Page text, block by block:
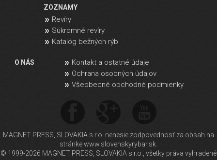
ZOZNAMY
Revíry
Súkromné revíry
Katalóg bežných rýb
O NÁS
Kontakt a ostatné údaje
Ochrana osobných údajov
Všeobecné obchodné podmienky
MAGNET PRESS, SLOVAKIA s.r.o. nenesie zodpovednosť za obsah na
stránke www.slovenskyrybar.sk.
© 1999-2026 MAGNET PRESS, SLOVAKIA s.r.o., všetky práva vyhradené